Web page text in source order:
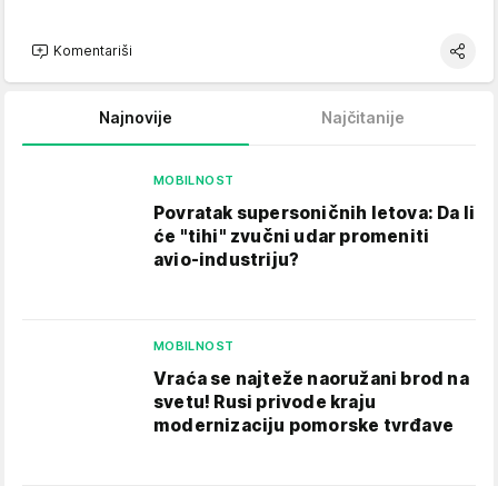
Komentariši
Najnovije Najčitanije
MOBILNOST
Povratak supersoničnih letova: Da li
će "tihi" zvučni udar promeniti
avio-industriju?
MOBILNOST
Vraća se najteže naoružani brod na
svetu! Rusi privode kraju
modernizaciju pomorske tvrđave